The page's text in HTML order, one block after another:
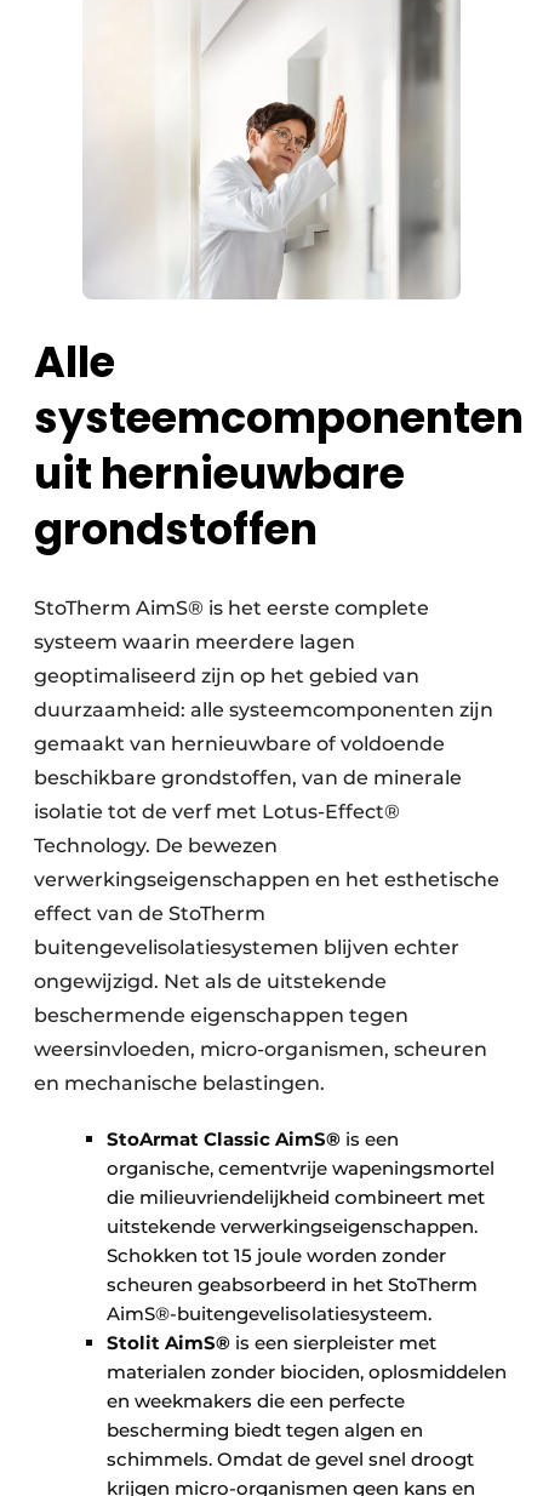
Alle
systeemcomponenten
uit hernieuwbare
grondstoffen
StoTherm AimS® is het eerste complete
systeem waarin meerdere lagen
geoptimaliseerd zijn op het gebied van
duurzaamheid: alle systeemcomponenten zijn
gemaakt van hernieuwbare of voldoende
beschikbare grondstoffen, van de minerale
isolatie tot de verf met Lotus-Effect®
Technology. De bewezen
verwerkingseigenschappen en het esthetische
effect van de StoTherm
buitengevelisolatiesystemen blijven echter
ongewijzigd. Net als de uitstekende
beschermende eigenschappen tegen
weersinvloeden, micro-organismen, scheuren
en mechanische belastingen.
StoArmat Classic AimS® is een
organische, cementvrije wapeningsmortel
die milieuvriendelijkheid combineert met
uitstekende verwerkingseigenschappen.
Schokken tot 15 joule worden zonder
scheuren geabsorbeerd in het StoTherm
AimS®-buitengevelisolatiesysteem.
Stolit AimS® is een sierpleister met
materialen zonder biociden, oplosmiddelen
en weekmakers die een perfecte
bescherming biedt tegen algen en
schimmels. Omdat de gevel snel droogt
krijgen micro-organismen geen kans en